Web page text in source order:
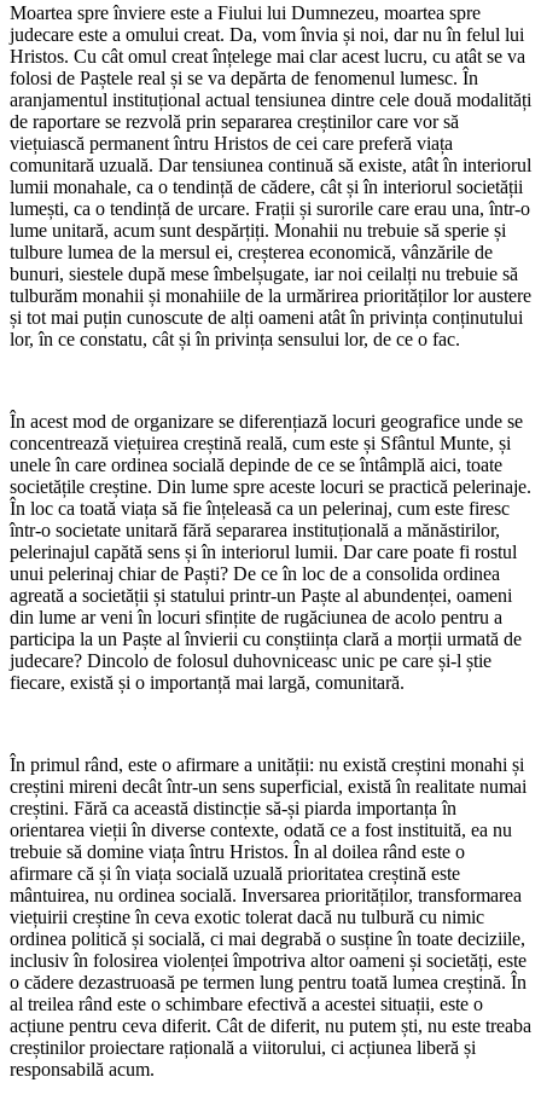
Moartea spre înviere este a Fiului lui Dumnezeu, moartea spre
judecare este a omului creat. Da, vom învia și noi, dar nu în felul lui
Hristos. Cu cât omul creat înțelege mai clar acest lucru, cu atât se va
folosi de Paștele real și se va depărta de fenomenul lumesc. În
aranjamentul instituțional actual tensiunea dintre cele două modalități
de raportare se rezvolă prin separarea creștinilor care vor să
viețuiască permanent întru Hristos de cei care preferă viața
comunitară uzuală. Dar tensiunea continuă să existe, atât în interiorul
lumii monahale, ca o tendință de cădere, cât și în interiorul societății
lumești, ca o tendință de urcare. Frații și surorile care erau una, într-o
lume unitară, acum sunt despărțiți. Monahii nu trebuie să sperie și
tulbure lumea de la mersul ei, creșterea economică, vânzările de
bunuri, siestele după mese îmbelșugate, iar noi ceilalți nu trebuie să
tulburăm monahii și monahiile de la urmărirea priorităților lor austere
și tot mai puțin cunoscute de alți oameni atât în privința conținutului
lor, în ce constatu, cât și în privința sensului lor, de ce o fac.
În acest mod de organizare se diferențiază locuri geografice unde se
concentrează viețuirea creștină reală, cum este și Sfântul Munte, și
unele în care ordinea socială depinde de ce se întâmplă aici, toate
societățile creștine. Din lume spre aceste locuri se practică pelerinaje.
În loc ca toată viața să fie înțeleasă ca un pelerinaj, cum este firesc
într-o societate unitară fără separarea instituțională a mănăstirilor,
pelerinajul capătă sens și în interiorul lumii. Dar care poate fi rostul
unui pelerinaj chiar de Paști? De ce în loc de a consolida ordinea
agreată a societății și statului printr-un Paște al abundenței, oameni
din lume ar veni în locuri sfințite de rugăciunea de acolo pentru a
participa la un Paște al învierii cu conștiința clară a morții urmată de
judecare? Dincolo de folosul duhovniceasc unic pe care și-l știe
fiecare, există și o importanță mai largă, comunitară.
În primul rând, este o afirmare a unității: nu există creștini monahi și
creștini mireni decât într-un sens superficial, există în realitate numai
creștini. Fără ca această distincție să-și piarda importanța în
orientarea vieții în diverse contexte, odată ce a fost instituită, ea nu
trebuie să domine viața întru Hristos. În al doilea rând este o
afirmare că și în viața socială uzuală prioritatea creștină este
mântuirea, nu ordinea socială. Inversarea priorităților, transformarea
viețuirii creștine în ceva exotic tolerat dacă nu tulbură cu nimic
ordinea politică și socială, ci mai degrabă o susține în toate deciziile,
inclusiv în folosirea violenței împotriva altor oameni și societăți, este
o cădere dezastruoasă pe termen lung pentru toată lumea creștină. În
al treilea rând este o schimbare efectivă a acestei situații, este o
acțiune pentru ceva diferit. Cât de diferit, nu putem ști, nu este treaba
creștinilor proiectare rațională a viitorului, ci acțiunea liberă și
responsabilă acum.